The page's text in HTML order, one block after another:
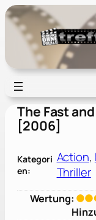
Zum
Inhalt
springen
The Fast
[2006]
Kategori
en:
Action,
Thriller
Wertung: